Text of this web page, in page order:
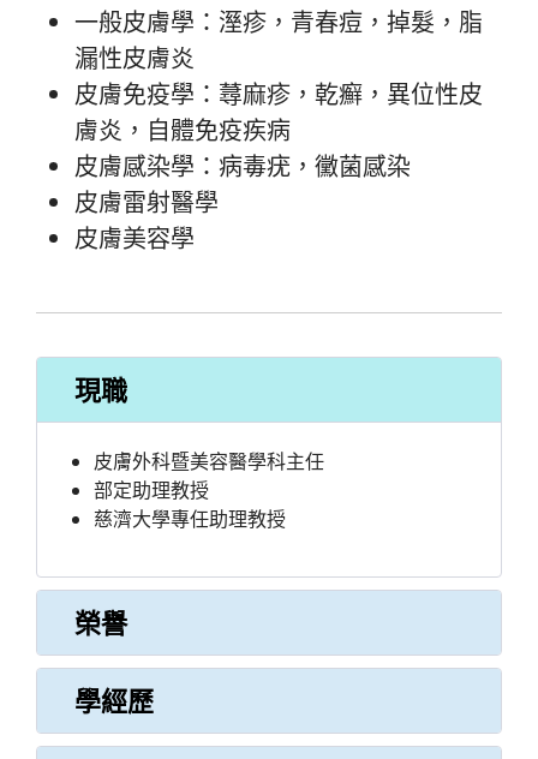
一般皮膚學：溼疹，青春痘，掉髮，脂
漏性皮膚炎
皮膚免疫學：蕁麻疹，乾癬，異位性皮
膚炎，自體免疫疾病
皮膚感染學：病毒疣，黴菌感染
皮膚雷射醫學
皮膚美容學
現職
皮膚外科暨美容醫學科主任
部定助理教授
慈濟大學專任助理教授
榮譽
學經歷